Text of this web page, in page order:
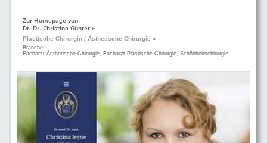
Zur Homepage von
Dr. Dr. Christina Günter »
Plastische Chirurgin / Ästhetische Chirurgie »
Branche:
Facharzt Ästhetische Chirurgie, Facharzt Plastische Chirurgie, Schönheitschirurgie